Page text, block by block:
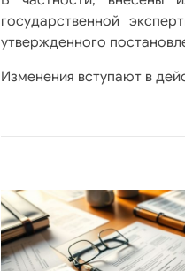
государственной
утвержденного
Изменения вступают в